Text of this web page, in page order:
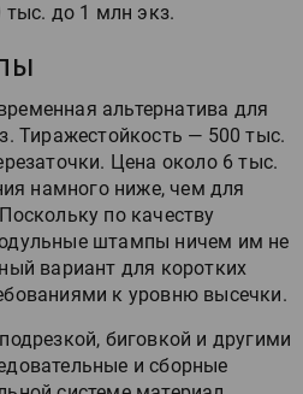
тыс. до 1 млн экз.
альтернатива для
Тиражестойкость — 500 тыс.
Цена около 6 тыс.
намного ниже, чем для
по качеству
штампы ничем им не
вариант для коротких
к уровню высечки.
биговкой и другими
и сборные